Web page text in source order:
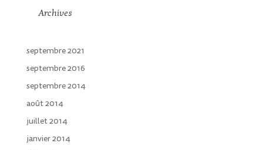
Archives
septembre 2021
septembre 2016
septembre 2014
août 2014
juillet 2014
janvier 2014